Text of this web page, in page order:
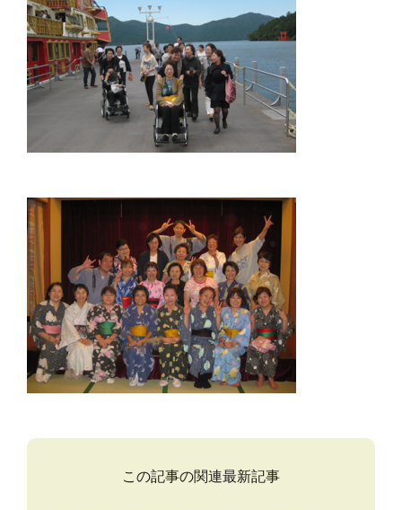
この記事の関連最新記事